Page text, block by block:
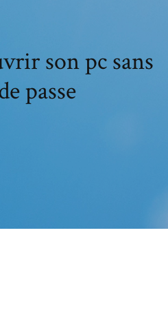
son pc sans
passe